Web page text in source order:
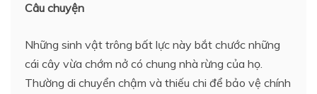
Câu chuyện
Những sinh vật trông bất lực này bắt chước những
cái cây vừa chớm nở có chung nhà rừng của họ.
Thường di chuyển chậm và thiếu chi để bảo vệ chính